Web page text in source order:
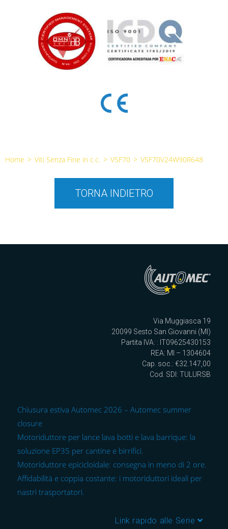
Home > Viti Senza Fine in c.c. > VSF70 > VSF70V24W90R648
TORNA INDIETRO
Via Muggiasca 19
20099 Sesto San Giovanni (MI)
Partita IVA: : IT09625430153
REA: MI – 1304604
Cap. soc.: €32.147,00
Cod. SDI: TULURSB
Chiusura estiva Automec 2026 – Automec summer
closure
Motoriduttore per lance lava botti e lava barrique: la
soluzione EP35 per cantine e birrifici.
Motoriduttore epicicloidale: consegna in meno di 2 ore.
Affidabilità e coppia costante: i motoriduttori ideali per
nastri trasportatori.
Link rapido alle Serie